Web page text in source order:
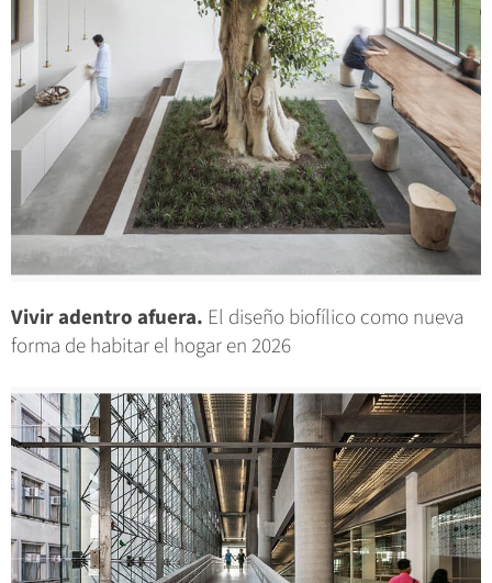
Vivir adentro afuera. El diseño biofílico como nueva
forma de habitar el hogar en 2026